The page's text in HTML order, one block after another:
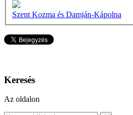
Szent Kozma és Damján-Kápolna
Keresés
Az oldalon